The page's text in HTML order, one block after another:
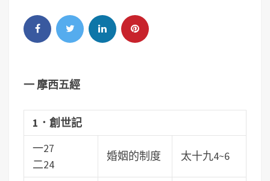
一 摩西五經
1．創世記
一27
二24
婚姻的制度 太十九4~6